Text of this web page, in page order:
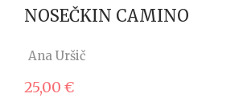
NOSEČKIN CAMINO
Ana Uršič
25,00 €